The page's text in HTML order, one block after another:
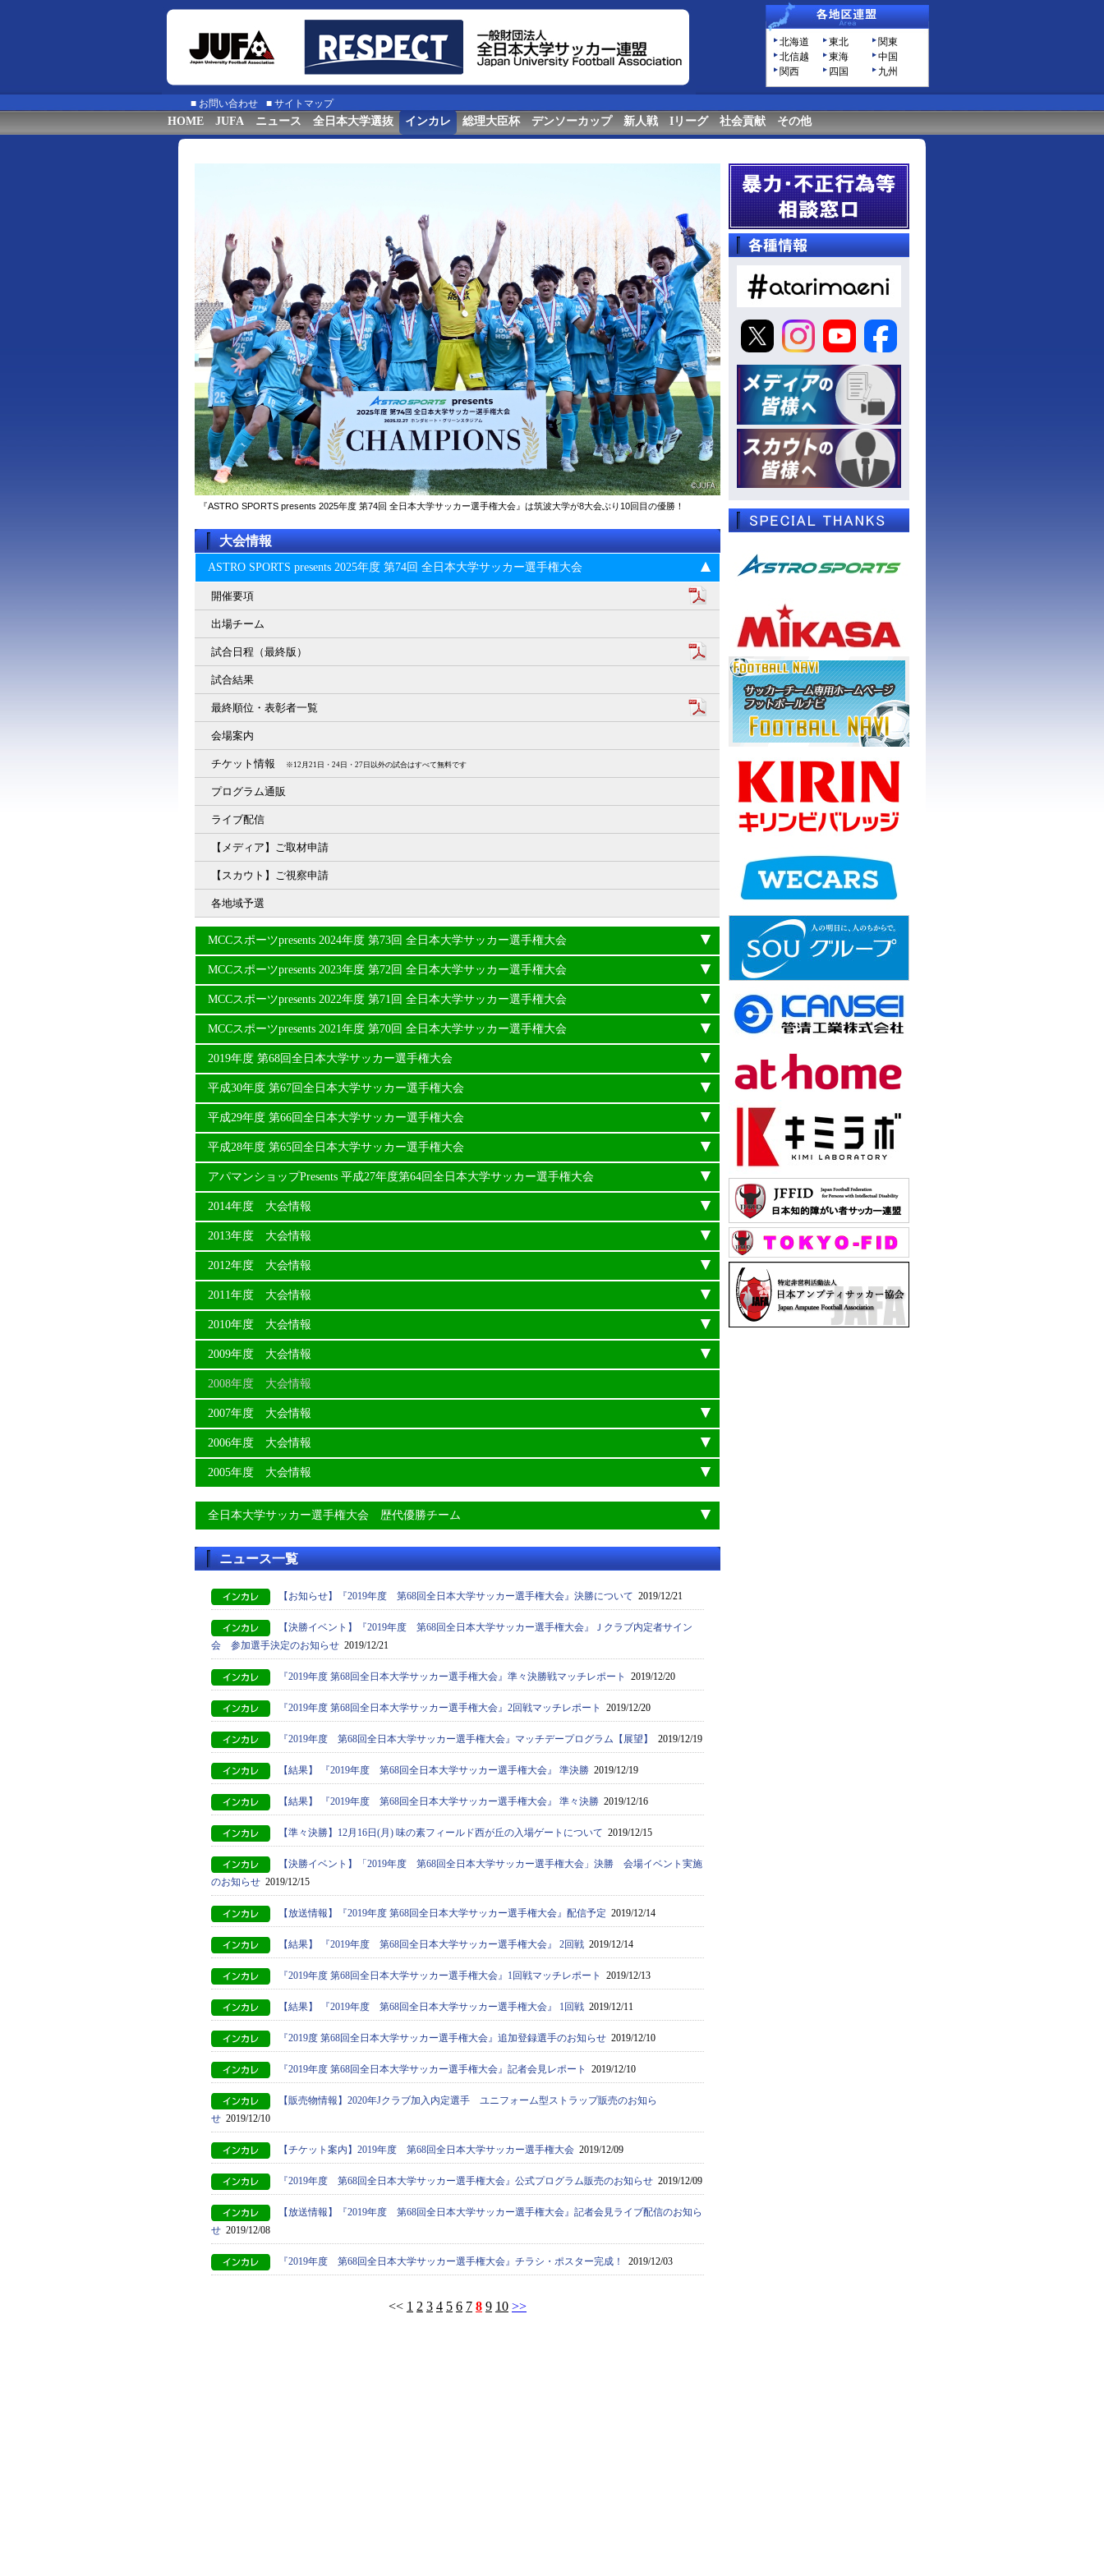
北海道 東北
関東
北信越
東海
中国
関西
四国 九州
■ お問い合わせ ■ サイトマップ
HOME JUFA ニュース 全日本大学選抜 インカレ 総理大臣杯 デンソーカップ 新人戦 Iリーグ 社会貢献 その他
『ASTRO SPORTS presents 2025年度 第74回 全⽇本⼤学サッカー選⼿権⼤会』は筑波大学が8大会ぶり10回目の優勝！
大会情報
ASTRO SPORTS presents 2025年度 第74回 全⽇本⼤学サッカー選⼿権⼤会
開催要項
出場チーム
試合日程（最終版）
試合結果
最終順位・表彰者一覧
会場案内
チケット情報 ※12月21日・24日・27日以外の試合はすべて無料です
プログラム通販
ライブ配信
【メディア】ご取材申請
【スカウト】ご視察申請
各地域予選
MCCスポーツpresents 2024年度 第73回 全日本大学サッカー選手権大会
MCCスポーツpresents 2023年度 第72回 全日本大学サッカー選手権大会
MCCスポーツpresents 2022年度 第71回 全日本大学サッカー選手権大会
MCCスポーツpresents 2021年度 第70回 全日本大学サッカー選手権大会
2019年度 第68回全日本大学サッカー選手権大会
平成30年度 第67回全日本大学サッカー選手権大会
平成29年度 第66回全日本大学サッカー選手権大会
平成28年度 第65回全日本大学サッカー選手権大会
アパマンショップPresents 平成27年度第64回全日本大学サッカー選手権大会
2014年度 大会情報
2013年度 大会情報
2012年度 大会情報
2011年度 大会情報
2010年度 大会情報
2009年度 大会情報
2008年度 大会情報
2007年度 大会情報
2006年度 大会情報
2005年度 大会情報
全日本大学サッカー選手権大会 歴代優勝チーム
ニュース一覧
【お知らせ】『2019年度 第68回全日本大学サッカー選手権大会』決勝について 2019/12/21
【決勝イベント】『2019年度 第68回全日本大学サッカー選手権大会』Ｊクラブ内定者サイン
会 参加選手決定のお知らせ 2019/12/21
『2019年度 第68回全日本大学サッカー選手権大会』準々決勝戦マッチレポート 2019/12/20
『2019年度 第68回全日本大学サッカー選手権大会』2回戦マッチレポート 2019/12/20
『2019年度 第68回全日本大学サッカー選手権大会』マッチデープログラム【展望】 2019/12/19
【結果】 『2019年度 第68回全日本大学サッカー選手権大会』 準決勝 2019/12/19
【結果】 『2019年度 第68回全日本大学サッカー選手権大会』 準々決勝 2019/12/16
【準々決勝】12月16日(月) 味の素フィールド西が丘の入場ゲートについて 2019/12/15
【決勝イベント】「2019年度 第68回全日本大学サッカー選手権大会」決勝 会場イベント実施
のお知らせ 2019/12/15
【放送情報】『2019年度 第68回全日本大学サッカー選手権大会』配信予定 2019/12/14
【結果】 『2019年度 第68回全日本大学サッカー選手権大会』 2回戦 2019/12/14
『2019年度 第68回全日本大学サッカー選手権大会』1回戦マッチレポート 2019/12/13
【結果】 『2019年度 第68回全日本大学サッカー選手権大会』 1回戦 2019/12/11
『2019度 第68回全日本大学サッカー選手権大会』追加登録選手のお知らせ 2019/12/10
『2019年度 第68回全日本大学サッカー選手権大会』記者会見レポート 2019/12/10
【販売物情報】2020年Jクラブ加入内定選手 ユニフォーム型ストラップ販売のお知ら
せ 2019/12/10
【チケット案内】2019年度 第68回全日本大学サッカー選手権大会 2019/12/09
『2019年度 第68回全日本大学サッカー選手権大会』公式プログラム販売のお知らせ 2019/12/09
【放送情報】『2019年度 第68回全日本大学サッカー選手権大会』記者会見ライブ配信のお知ら
せ 2019/12/08
『2019年度 第68回全日本大学サッカー選手権大会』チラシ・ポスター完成！ 2019/12/03
<< 1 2 3 4 5 6 7 8 9 10 >>